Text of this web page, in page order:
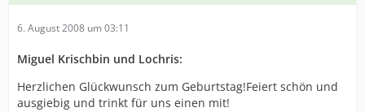
6. August 2008 um 03:11
Miguel Krischbin und Lochris:
Herzlichen Glückwunsch zum Geburtstag!Feiert schön und
ausgiebig und trinkt für uns einen mit!